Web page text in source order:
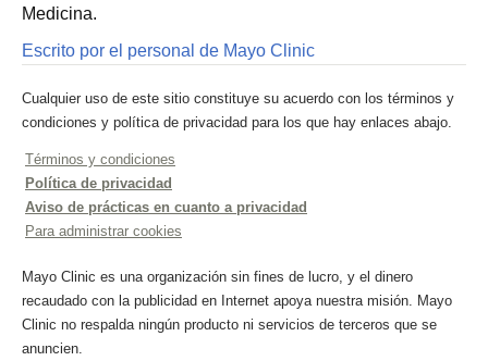
Medicina.
Escrito por el personal de Mayo Clinic
Cualquier uso de este sitio constituye su acuerdo con los términos y
condiciones y política de privacidad para los que hay enlaces abajo.
Términos y condiciones
Política de privacidad
Aviso de prácticas en cuanto a privacidad
Para administrar cookies
Mayo Clinic es una organización sin fines de lucro, y el dinero
recaudado con la publicidad en Internet apoya nuestra misión. Mayo
Clinic no respalda ningún producto ni servicios de terceros que se
anuncien.